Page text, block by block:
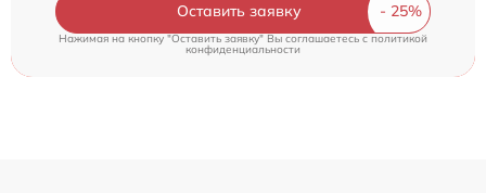
Оставить заявку
Нажимая на кнопку "Оставить заявку" Вы соглашаетесь cполитикой
конфиденциальности